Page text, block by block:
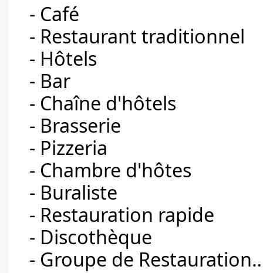
- Café
- Restaurant traditionnel
- Hôtels
- Bar
- Chaîne d'hôtels
- Brasserie
- Pizzeria
- Chambre d'hôtes
- Buraliste
- Restauration rapide
- Discothèque
- Groupe de